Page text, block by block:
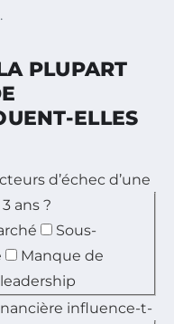
PLUPART
ELLES
d’échec d’une
ans ?
Sous-
Manque de
influence-t-